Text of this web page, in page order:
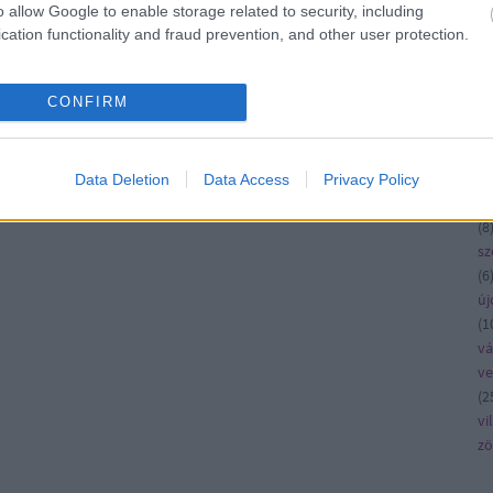
allow Google to enable storage related to security, including
functionality and fraud prevention, and other user protection.
CONFIRM
Data Deletion Data Access Privacy Policy
(8)
(6)
(
(